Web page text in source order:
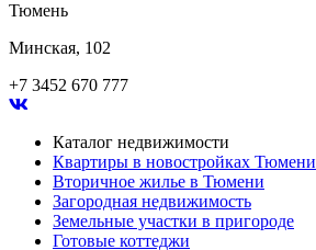
Тюмень
Минская, 102
+7 3452 670 777
Каталог недвижимости
Квартиры в новостройках Тюмени
Вторичное жилье в Тюмени
Загородная недвижимость
Земельные участки в пригороде
Готовые коттеджи